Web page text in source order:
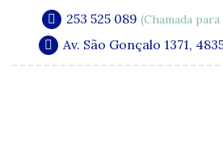
253 525 089 (Chamada
Av. São Gonçalo 1371,